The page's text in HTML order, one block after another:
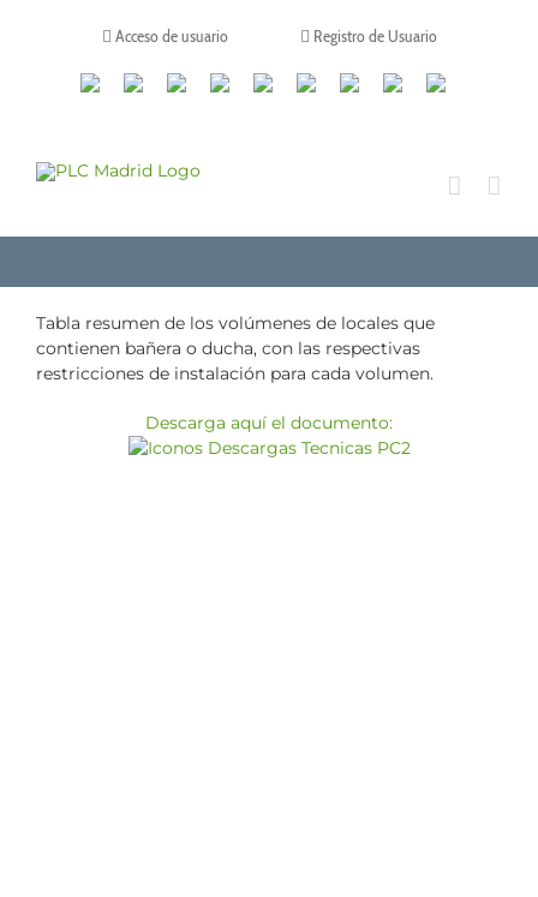
Acceso de usuario Registro de Usuario
CanalesLinkedinYoutubeTiktokFacebookInstagram
X TwitchContacto
Tabla resumen de los volúmenes de locales que
contienen bañera o ducha, con las respectivas
restricciones de instalación para cada volumen.
Descarga aquí el documento: